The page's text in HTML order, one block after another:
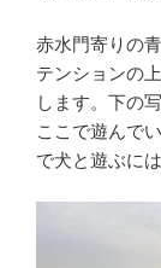
赤水門寄りの
テンションの
します。下の
ここで遊んで
で犬と遊ぶに